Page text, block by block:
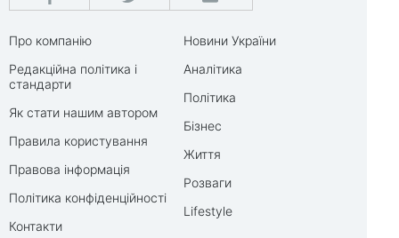
Про компанію
Редакційна політика і
стандарти
Як стати нашим автором
Правила користування
Правова інформація
Політика конфіденційності
Контакти
Новини України
Аналітика
Політика
Бізнес
Життя
Розваги
Lifestyle